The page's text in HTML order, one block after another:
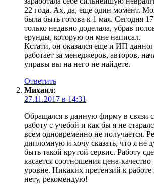
22 года. Ах, да, еще один момент.
была быть готова к 1 мая. Сегодня
только недавно доделала, убрав
ерунды, которую он мне написал.
Кстати, он оказался еще и ИП
работает за менеджеров, авторов,
управы вы на него не найдете.
Ответить
Михаил:
27.11.2017 в 14:31
Обращался в данную фирму в связи
работу с учебой и как бы я не
всем одновременно не получается.
дипломную и хочу сказать, что я не
быть такой крутой сервис. Работу
касается соотношения цена-
уровне. Никаких претензий к
нету, рекомендую!